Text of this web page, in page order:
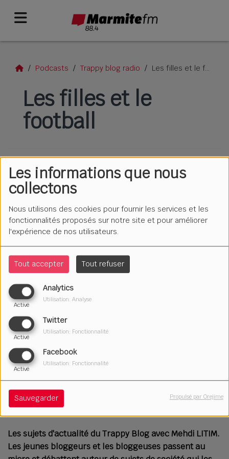
Les informations que nous
collectons
Nous utilisons des cookies pour fournir les services et les
fonctionnalités proposés sur notre site et pour améliorer
l'expérience de nos utilisateurs.
Tout accepter Tout refuser
Analytics
Activé
Utilisation: Analyse
Twitter
Activé
Utilisation: Fonctionnalité
Facebook
Activé
Utilisation: Fonctionnalité
Sauvegarder Propulsé par Orejime
Podcasts Trappy blog radio Les filles et le football
Les filles et le
football
16 février 2024
Écouter le podcast
Les sujets d'actualité du Trappy Blog avec Mehdi LITIM.
Les jeunes bloggeurs et les bloggeuses passent au